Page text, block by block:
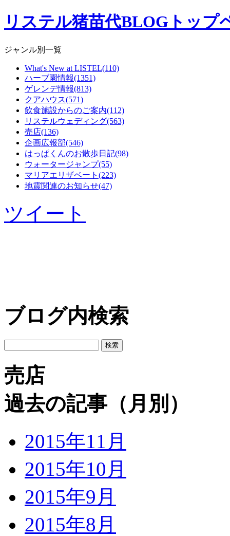
リステル猪苗代BLOGトップ
ジャンル別一覧
What's New at LISTEL(110)
ハーブ園情報(1351)
ゲレンデ情報(813)
クアハウス(571)
飲食施設からのご案内(112)
リステルウェディング(563)
売店(136)
企画広報部(546)
はっぱくんのお散歩日記(98)
ウォータージャンプ(55)
マリアエリザベート(223)
地震関連のお知らせ(47)
ツイート
ブログ内検索
売店
過去の記事（月別）
2015年11月
2015年10月
2015年9月
2015年8月